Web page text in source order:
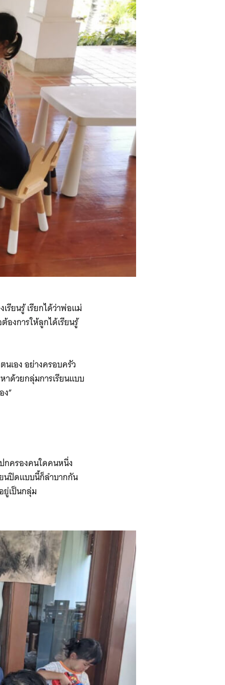
รียนรู้ เรียกได้ว่าพ่อแม่
งการให้ลูกได้เรียนรู้
เอง อย่างครอบครัว
าด้วยกลุ่มการเรียนแบบ
”
กครองคนใดคนหนึ่ง
นปิดแบบนี้ก็ลำบากกัน
ยู่เป็นกลุ่ม